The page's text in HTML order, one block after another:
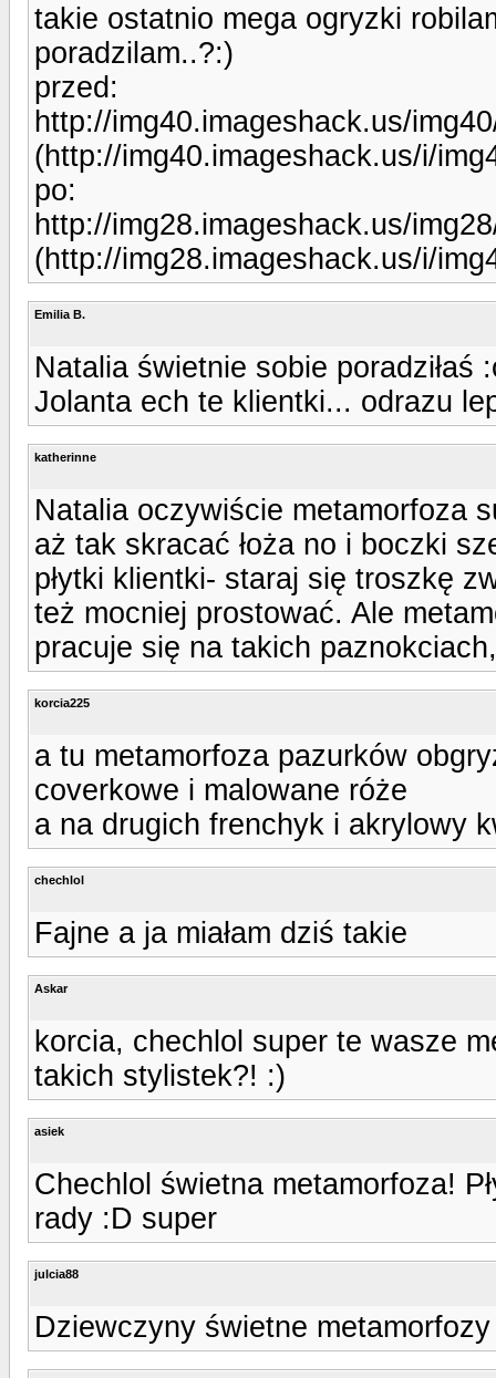
takie ostatnio mega ogryzki
poradzilam..?:)
przed:
http://img40.imageshack.us/
(http://img40.imageshack.us/i/
po:
http://img28.imageshack.us/
(http://img28.imageshack.us/i/
Emilia B.
Natalia świetnie sobie poradziłaś
Jolanta ech te klientki... odrazu
katherinne
Natalia oczywiście metamorfoza
aż tak skracać łoża no i boczki
płytki klientki- staraj się troszkę
też mocniej prostować. Ale
pracuje się na takich
korcia225
a tu metamorfoza pazurków
coverkowe i malowane róże
a na drugich frenchyk i akrylowy
chechlol
Fajne a ja miałam dziś takie
Askar
korcia, chechlol super te wasze
takich stylistek?! :)
asiek
Chechlol świetna metamorfoza!
rady :D super
julcia88
Dziewczyny świetne